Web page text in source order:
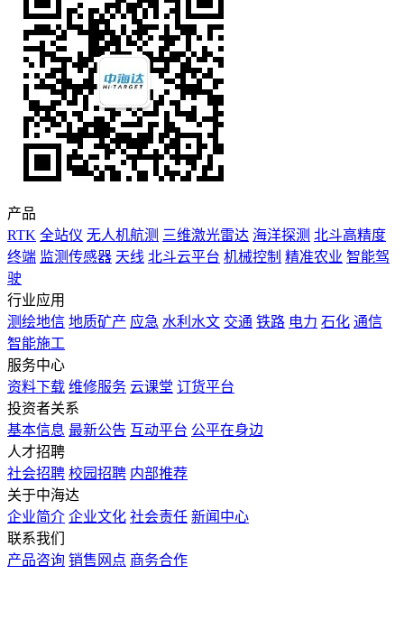
产品
RTK 全站仪 无人机航测 三维激光雷达 海洋探测 北斗高精度
终端 监测传感器 天线 北斗云平台 机械控制 精准农业 智能驾
驶
行业应用
测绘地信 地质矿产 应急 水利水文 交通 铁路 电力 石化 通信
智能施工
服务中心
资料下载 维修服务 云课堂 订货平台
投资者关系
基本信息 最新公告 互动平台 公平在身边
人才招聘
社会招聘 校园招聘 内部推荐
关于中海达
企业简介 企业文化 社会责任 新闻中心
联系我们
产品咨询 销售网点 商务合作